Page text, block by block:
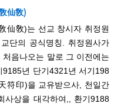
仙敎)
仙敎)는 선교 창시자 취정원
단의 공식명칭. 취정원사가
음나오는 말로 그 이전에는
9185년 단기4321년 서기198
符印)을 교유받으사, 천일간
사상을 대각하여,, 환기9188